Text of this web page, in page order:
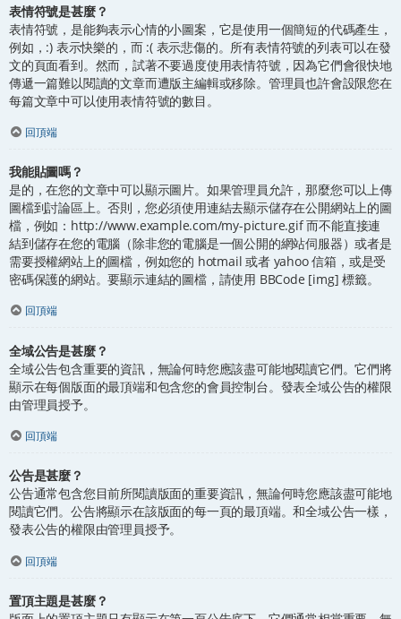
表情符號是甚麼？
表情符號，是能夠表示心情的小圖案，它是使用一個簡短的代碼產生，
例如，:) 表示快樂的，而 :( 表示悲傷的。所有表情符號的列表可以在發
文的頁面看到。然而，試著不要過度使用表情符號，因為它們會很快地
傳遞一篇難以閱讀的文章而遭版主編輯或移除。管理員也許會設限您在
每篇文章中可以使用表情符號的數目。
回頂端
我能貼圖嗎？
是的，在您的文章中可以顯示圖片。如果管理員允許，那麼您可以上傳
圖檔到討論區上。否則，您必須使用連結去顯示儲存在公開網站上的圖
檔，例如：http://www.example.com/my-picture.gif 而不能直接連
結到儲存在您的電腦（除非您的電腦是一個公開的網站伺服器）或者是
需要授權網站上的圖檔，例如您的 hotmail 或者 yahoo 信箱，或是受
密碼保護的網站。要顯示連結的圖檔，請使用 BBCode [img] 標籤。
回頂端
全域公告是甚麼？
全域公告包含重要的資訊，無論何時您應該盡可能地閱讀它們。它們將
顯示在每個版面的最頂端和包含您的會員控制台。發表全域公告的權限
由管理員授予。
回頂端
公告是甚麼？
公告通常包含您目前所閱讀版面的重要資訊，無論何時您應該盡可能地
閱讀它們。公告將顯示在該版面的每一頁的最頂端。和全域公告一樣，
發表公告的權限由管理員授予。
回頂端
置頂主題是甚麼？